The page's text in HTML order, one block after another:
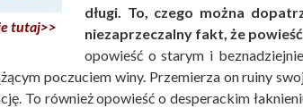
tutaj>>
długi. To, czego można
niezaprzeczalny fakt, że
opowieść o starym i
poczuciem winy. Przemierza on ruiny
To również opowieść o desperackim